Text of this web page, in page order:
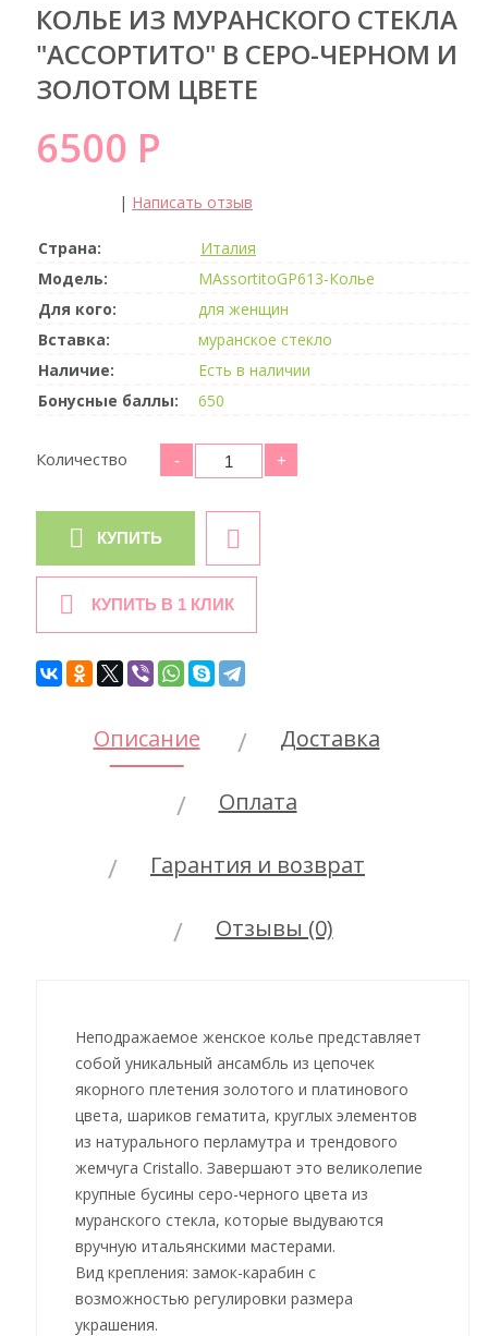
КОЛЬЕ ИЗ МУРАНСКОГО СТЕКЛА
"АССОРТИТО" В СЕРО-ЧЕРНОМ И
ЗОЛОТОМ ЦВЕТЕ
6500 Р
| Написать отзыв
Страна:
Италия
Модель:
MAssortitoGP613-Колье
Для кого:
для женщин
Вставка:
муранское стекло
Наличие:
Есть в наличии
Бонусные баллы:
650
Количество
КУПИТЬ
КУПИТЬ В 1 КЛИК
Описание Доставка
Оплата
Гарантия и возврат
Отзывы (0)
Неподражаемое женское колье представляет
собой уникальный ансамбль из цепочек
якорного плетения золотого и платинового
цвета, шариков гематита, круглых элементов
из натурального перламутра и трендового
жемчуга Cristallo. Завершают это великолепие
крупные бусины серо-черного цвета из
муранского стекла, которые выдуваются
вручную итальянскими мастерами.
Вид крепления: замок-карабин с
возможностью регулировки размера
украшения.